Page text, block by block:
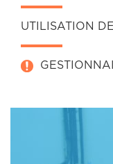
GESTIONNAIRE DE